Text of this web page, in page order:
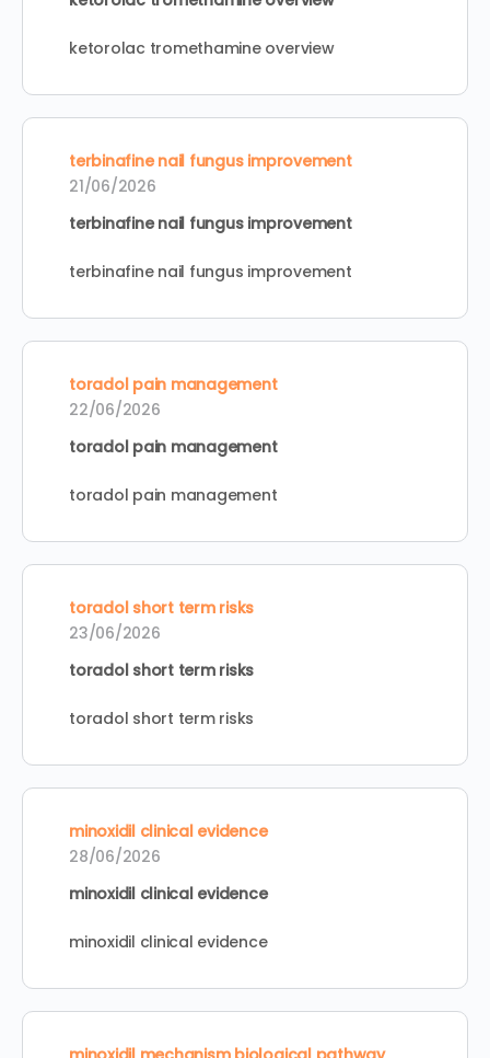
ketorolac tromethamine overview
terbinafine nail fungus improvement
21/06/2026
terbinafine nail fungus improvement
terbinafine nail fungus improvement
toradol pain management
22/06/2026
toradol pain management
toradol pain management
toradol short term risks
23/06/2026
toradol short term risks
toradol short term risks
minoxidil clinical evidence
28/06/2026
minoxidil clinical evidence
minoxidil clinical evidence